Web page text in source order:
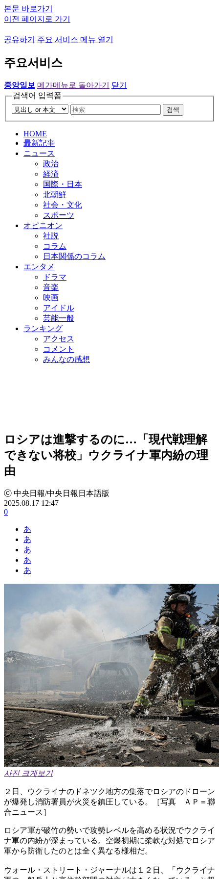
본문 바로가기
이전 페이지로 가기
공유하기 주요 서비스 메뉴 열기
주요서비스
중앙일보 메가메뉴로 돌아가기
닫기
검색어 입력폼
검색
HOME
最新記事
ニュース
政治
経済
国際・日本
北朝鮮
社会・文化
スポーツ
オピニオン
社説
コラム
日本関係のコラム
エンタメ
ドラマ
音楽
映画
アイドル
芸能一般
ランキング
アクセス
コメント
みんなの感想
ロシアは進撃するのに…「現代戦理解
できない将校」ウクライナ軍内紛の理
由
ⓒ 中央日報/中央日報日本語版
2025.08.17 12:47
0
あ
あ
あ
あ
あ
사진 크게보기
２日、ウクライナのドネツク地方の集落でロシアのドローン
が爆発し消防署員が火災を鎮圧している。［写真 ＡＰ＝聯
合ニュース］
ロシア軍が破竹の勢いで攻勢レベルを高める状況でウクライ
ナ軍の内紛が深まっている。空爆初期に柔軟な対処でロシア
軍から防衛したのとは全く異なる様相だ。
ウォール・ストリート・ジャーナルは１２日、「ウクライナ